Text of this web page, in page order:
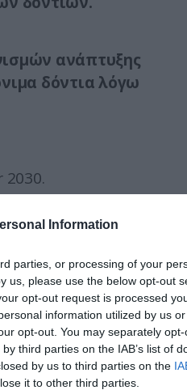
Information
parties, or processing of your
us, please use the below opt-out
opt-out request is processed
information utilized by us
opt-out. You may separately
third parties on the IAB’s list of
by us to third parties on the
it to other third parties.
ανάπτυξης
δόντια λόγω
αλλάξει ριζικά το
τεχνητές
μία από τις
στον τομέα της